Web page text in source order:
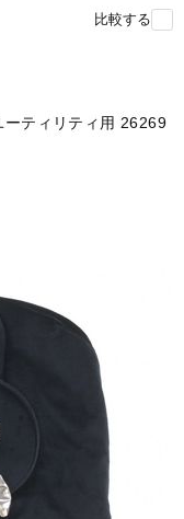
比較する
ーティリティ用 26269